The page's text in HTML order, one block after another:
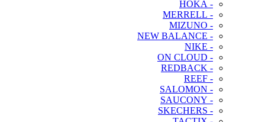
- HOKA
- MERRELL
- MIZUNO
- NEW BALANCE
- NIKE
- ON CLOUD
- REDBACK
- REEF
- SALOMON
- SAUCONY
- SKECHERS